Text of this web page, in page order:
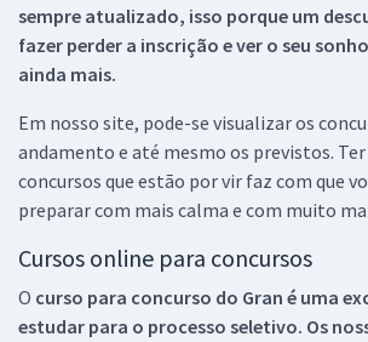
sempre atualizado, isso porque um
fazer perder a inscrição e ver o seu
ainda mais.
Em nosso site, pode-se visualizar os
andamento e até mesmo os previstos.
concursos que estão por vir faz com que
preparar com mais calma e com muito
Cursos online para concursos
O curso para concurso do Gran é uma
estudar para o processo seletivo. Os